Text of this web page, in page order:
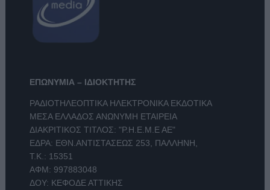
ΕΠΩΝΥΜΙΑ – ΙΔΙΟΚΤΗΤΗΣ
ΡΑΔΙΟΤΗΛΕΟΠΤΙΚΑ ΗΛΕΚΤΡΟΝΙΚΑ ΕΚΔΟΤΙΚΑ
ΜΕΣΑ ΕΛΛΑΔΟΣ ΑΝΩΝΥΜΗ ΕΤΑΙΡΕΙΑ
ΔΙΑΚΡΙΤΙΚΟΣ ΤΙΤΛΟΣ: "Ρ.Η.Ε.Μ.Ε ΑΕ"
ΕΔΡΑ: ΕΘΝ.ΑΝΤΙΣΤΑΣΕΩΣ 253, ΠΑΛΛΗΝΗ,
Τ.Κ.: 15351
ΑΦΜ: 997883048
ΔΟΥ: ΚΕΦΟΔΕ ΑΤΤΙΚΗΣ